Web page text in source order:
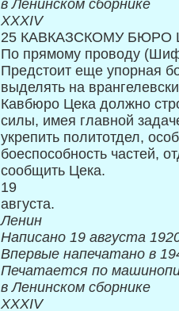
в Ленинском сборнике
25 КАВКАЗСКОМУ БЮРО
По прямому проводу
Предстоит еще упорная
выделять на
Кавбюро Цека должно
силы, имея главной
укрепить политотдел,
боеспособность частей,
сообщить Цека.
19
Ленин
Написано 19 августа
Впервые
Печатается по
в Ленинском сборнике